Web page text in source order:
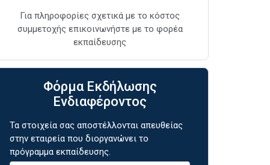
Για πληροφορίες σχετικά με το κόστος
συμμετοχής επικοινωνήστε με το φορέα
εκπαίδευσης
Φόρμα Εκδήλωσης
Ενδιαφέροντος
Τα στοιχεία σας αποστέλλονται απευθείας
στην εταιρεία που διοργανώνει το
πρόγραμμα εκπαίδευσης.